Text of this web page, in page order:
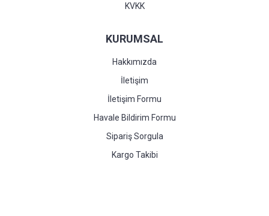
KVKK
KURUMSAL
Hakkımızda
İletişim
İletişim Formu
Havale Bildirim Formu
Sipariş Sorgula
Kargo Takibi